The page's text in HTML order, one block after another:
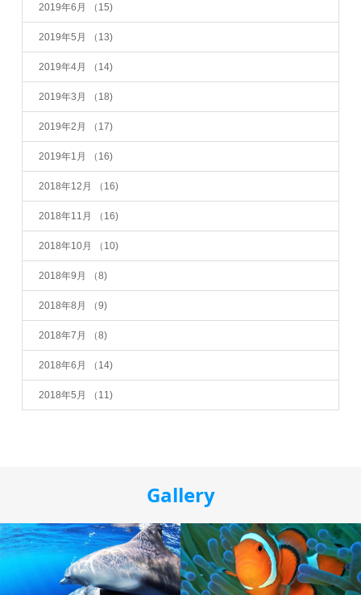
2019年6月 （15)
2019年5月 （13)
2019年4月 （14)
2019年3月 （18)
2019年2月 （17)
2019年1月 （16)
2018年12月 （16)
2018年11月 （16)
2018年10月 （10)
2018年9月 （8)
2018年8月 （9)
2018年7月 （8)
2018年6月 （14)
2018年5月 （11)
Gallery